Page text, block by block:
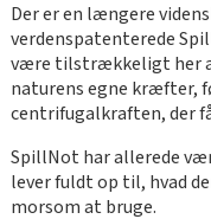
Der er en længere
verdenspatenterede
være tilstrækkeligt her
naturens egne kræfter,
centrifugalkraften, der
SpillNot har allerede
lever fuldt op til, hvad
morsom at bruge.